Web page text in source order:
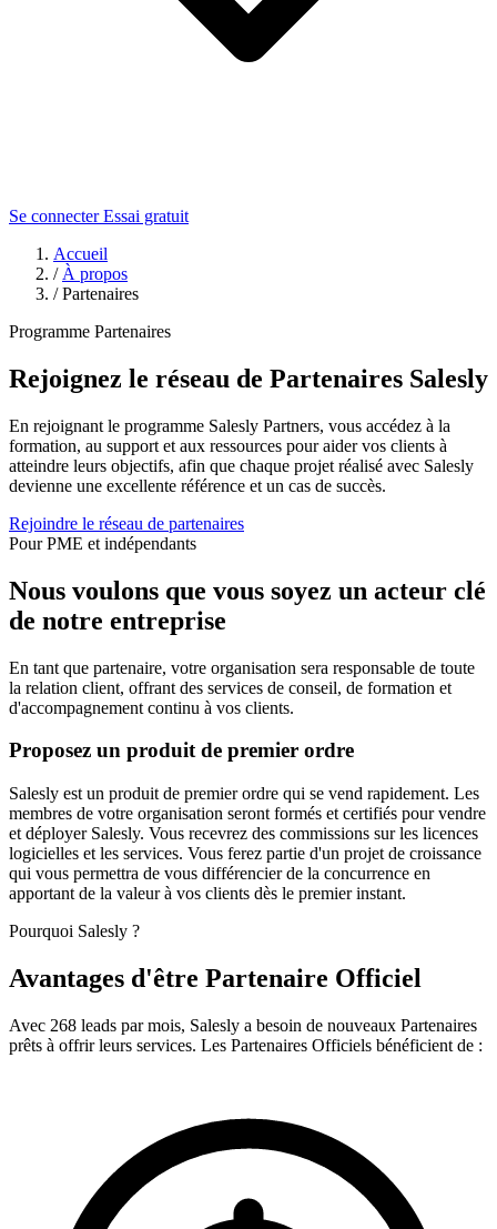
Se connecterEssai gratuit
Accueil
/ À propos
/Partenaires
Programme Partenaires
Rejoignez le réseau de Partenaires Salesly
En rejoignant le programme Salesly Partners, vous accédez à la
formation, au support et aux ressources pour aider vos clients à
atteindre leurs objectifs, afin que chaque projet réalisé avec Salesly
devienne une excellente référence et un cas de succès.
Rejoindre le réseau de partenaires
Pour PME et indépendants
Nous voulons que vous soyez un acteur clé
de notre entreprise
En tant que partenaire, votre organisation sera responsable de toute
la relation client, offrant des services de conseil, de formation et
d'accompagnement continu à vos clients.
Proposez un produit de premier ordre
Salesly est un produit de premier ordre qui se vend rapidement. Les
membres de votre organisation seront formés et certifiés pour vendre
et déployer Salesly. Vous recevrez des commissions sur les licences
logicielles et les services. Vous ferez partie d'un projet de croissance
qui vous permettra de vous différencier de la concurrence en
apportant de la valeur à vos clients dès le premier instant.
Pourquoi Salesly ?
Avantages d'être Partenaire Officiel
Avec 268 leads par mois, Salesly a besoin de nouveaux Partenaires
prêts à offrir leurs services. Les Partenaires Officiels bénéficient de :